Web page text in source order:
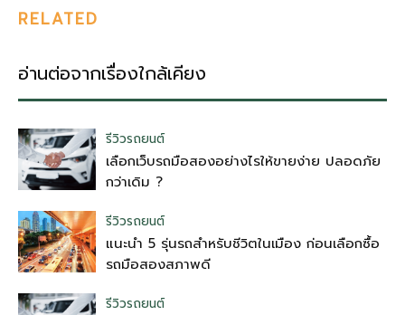
RELATED
อ่านต่อจากเรื่องใกล้เคียง
รีวิวรถยนต์
เลือกเว็บรถมือสองอย่างไรให้ขายง่าย ปลอดภัย
กว่าเดิม ?
รีวิวรถยนต์
แนะนำ 5 รุ่นรถสำหรับชีวิตในเมือง ก่อนเลือกซื้อ
รถมือสองสภาพดี
รีวิวรถยนต์